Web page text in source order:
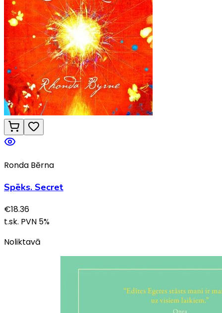
Ronda Bērna
Spēks. Secret
€18.36
t.sk. PVN 5%
Noliktavā